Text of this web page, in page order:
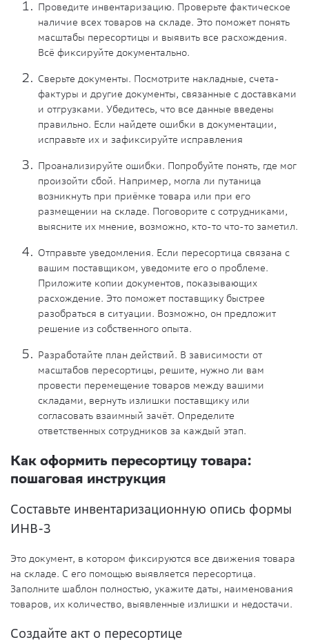
Проведите инвентаризацию. Проверьте фактическое
наличие всех товаров на складе. Это поможет понять
масштабы пересортицы и выявить все расхождения.
Всё фиксируйте документально.
Сверьте документы. Посмотрите накладные, счета-
фактуры и другие документы, связанные с доставками
и отгрузками. Убедитесь, что все данные введены
правильно. Если найдете ошибки в документации,
исправьте их и зафиксируйте исправления
Проанализируйте ошибки. Попробуйте понять, где мог
произойти сбой. Например, могла ли путаница
возникнуть при приёмке товара или при его
размещении на складе. Поговорите с сотрудниками,
выясните их мнение, возможно, кто-то что-то заметил.
Отправьте уведомления. Если пересортица связана с
вашим поставщиком, уведомите его о проблеме.
Приложите копии документов, показывающих
расхождение. Это поможет поставщику быстрее
разобраться в ситуации. Возможно, он предложит
решение из собственного опыта.
Разработайте план действий. В зависимости от
масштабов пересортицы, решите, нужно ли вам
провести перемещение товаров между вашими
складами, вернуть излишки поставщику или
согласовать взаимный зачёт. Определите
ответственных сотрудников за каждый этап.
Как оформить пересортицу товара:
пошаговая инструкция
Составьте инвентаризационную опись формы
ИНВ-3
Это документ, в котором фиксируются все движения товара
на складе. С его помощью выявляется пересортица.
Заполните шаблон полностью, укажите даты, наименования
товаров, их количество, выявленные излишки и недостачи.
Создайте акт о пересортице